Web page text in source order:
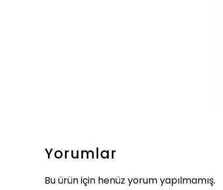
Yorumlar
Bu ürün için henüz yorum yapılmamış.